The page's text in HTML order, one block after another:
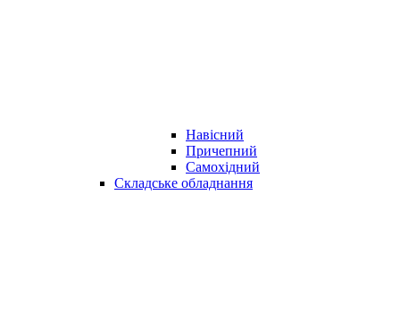
Навісний
Причепний
Самохідний
Складське обладнання